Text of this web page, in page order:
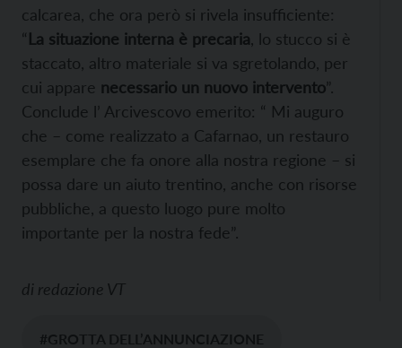
calcarea, che ora però si rivela insufficiente:
“La situazione interna è precaria , lo stucco si è
staccato, altro materiale si va sgretolando, per
cui appare necessario un nuovo intervento”.
Conclude l’ Arcivescovo emerito: “ Mi auguro
che – come realizzato a Cafarnao, un restauro
esemplare che fa onore alla nostra regione – si
possa dare un aiuto trentino, anche con risorse
pubbliche, a questo luogo pure molto
importante per la nostra fede”.
di redazione VT
#GROTTA DELL’ANNUNCIAZIONE